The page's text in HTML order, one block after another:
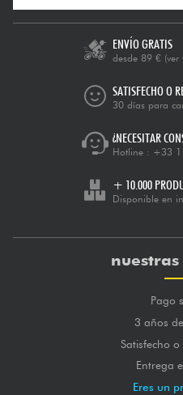
ENVÍO GRATIS
desde 89 €
SATISFECHO O
30 días para
¿NECESITAR
Hotline : +33 1
+ 10.000
Disponible en
Pago
3 años
Satisfecho
Entrega
Eres un